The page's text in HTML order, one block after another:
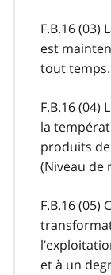
F.B.16
est
tout temps.
F.B.16 (04)
la
produits
(Niveau de
F.B.16 (05)
et à un